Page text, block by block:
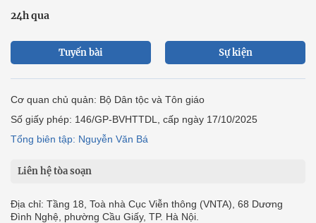
24h qua
Tuyến bài Sự kiện
Cơ quan chủ quản: Bộ Dân tộc và Tôn giáo
Số giấy phép: 146/GP-BVHTTDL, cấp ngày 17/10/2025
Tổng biên tập: Nguyễn Văn Bá
Liên hệ tòa soạn
Địa chỉ: Tầng 18, Toà nhà Cục Viễn thông (VNTA), 68 Dương
Đình Nghệ, phường Cầu Giấy, TP. Hà Nội.